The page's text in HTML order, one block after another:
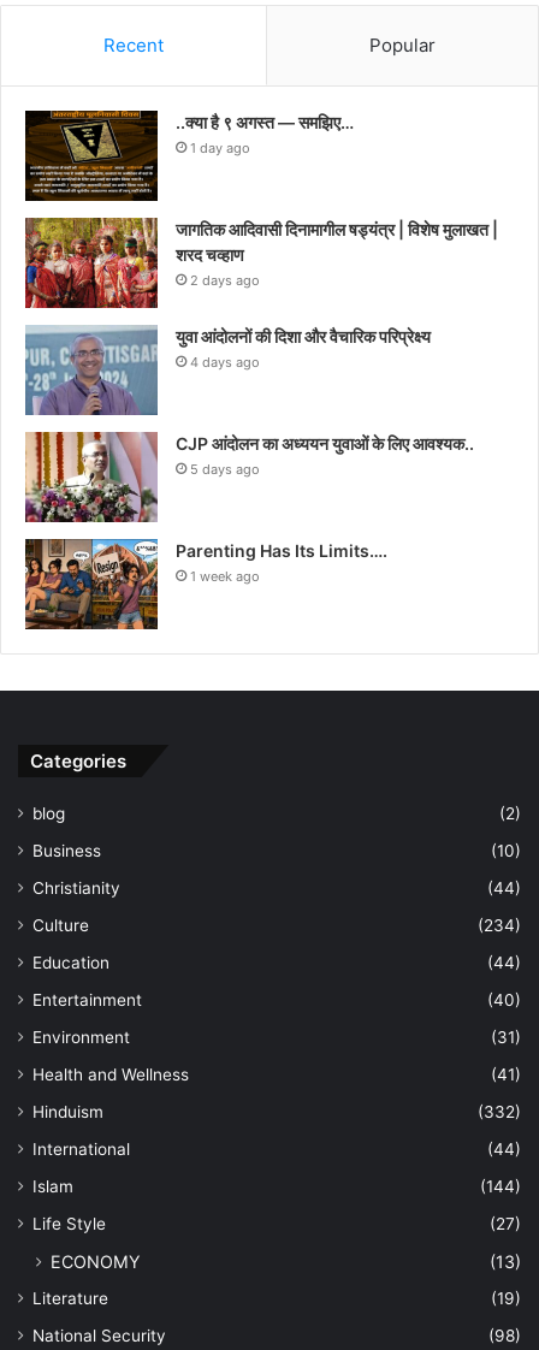
Recent Popular
..क्या है ९ अगस्त — समझिए…
1 day ago
जागतिक आदिवासी दिनामागील षड्यंत्र | विशेष मुलाखत |
शरद चव्हाण
2 days ago
युवा आंदोलनों की दिशा और वैचारिक परिप्रेक्ष्य
4 days ago
CJP आंदोलन का अध्ययन युवाओं के लिए आवश्यक..
5 days ago
Parenting Has Its Limits….
1 week ago
Categories
blog
(2)
Business
(10)
Christianity
(44)
Culture
(234)
Education
(44)
Entertainment
(40)
Environment
(31)
Health and Wellness
(41)
Hinduism
(332)
International
(44)
Islam
(144)
Life Style
(27)
ECONOMY (13)
Literature
(19)
National Security
(98)